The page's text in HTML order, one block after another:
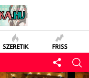
SZERETIK FRISS